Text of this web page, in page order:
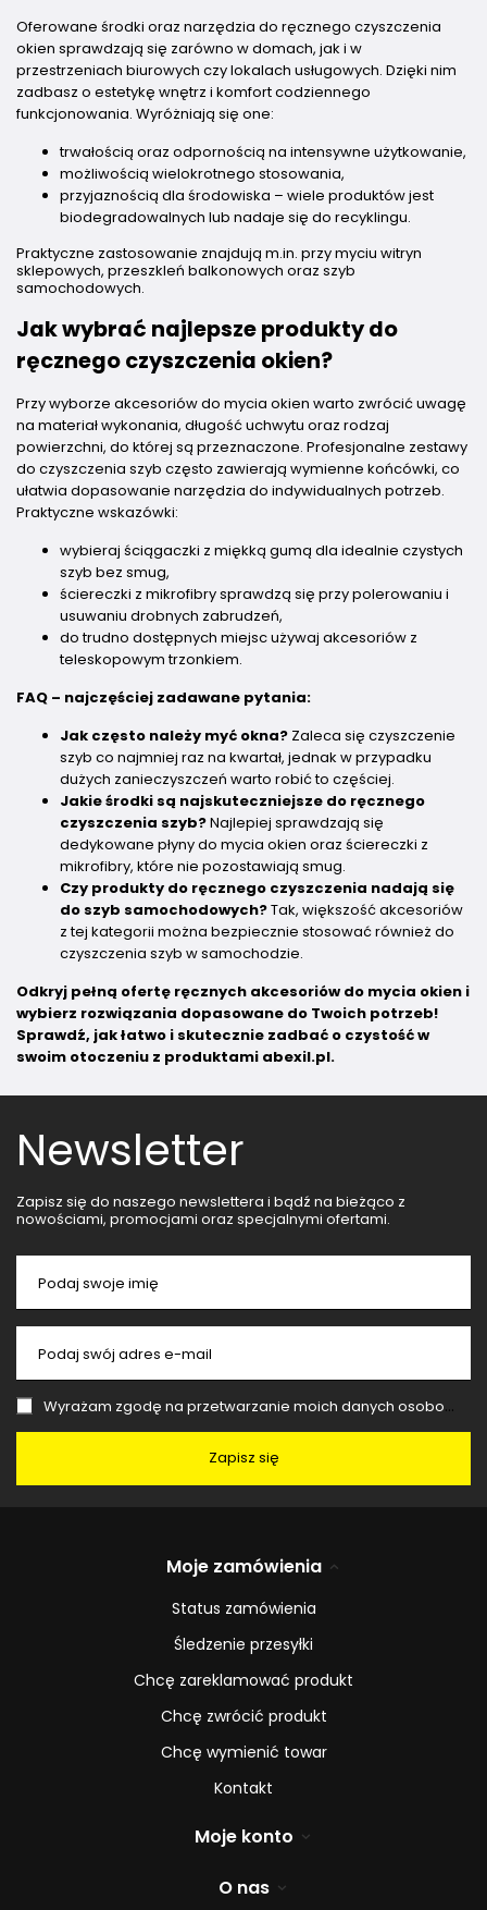
Oferowane środki oraz narzędzia do ręcznego czyszczenia
okien sprawdzają się zarówno w domach, jak i w
przestrzeniach biurowych czy lokalach usługowych. Dzięki nim
zadbasz o estetykę wnętrz i komfort codziennego
funkcjonowania. Wyróżniają się one:
trwałością oraz odpornością na intensywne użytkowanie,
możliwością wielokrotnego stosowania,
przyjaznością dla środowiska – wiele produktów jest
biodegradowalnych lub nadaje się do recyklingu.
Praktyczne zastosowanie znajdują m.in. przy myciu witryn
sklepowych, przeszkleń balkonowych oraz szyb
samochodowych.
Jak wybrać najlepsze produkty do
ręcznego czyszczenia okien?
Przy wyborze akcesoriów do mycia okien warto zwrócić uwagę
na materiał wykonania, długość uchwytu oraz rodzaj
powierzchni, do której są przeznaczone. Profesjonalne zestawy
do czyszczenia szyb często zawierają wymienne końcówki, co
ułatwia dopasowanie narzędzia do indywidualnych potrzeb.
Praktyczne wskazówki:
wybieraj ściągaczki z miękką gumą dla idealnie czystych
szyb bez smug,
ściereczki z mikrofibry sprawdzą się przy polerowaniu i
usuwaniu drobnych zabrudzeń,
do trudno dostępnych miejsc używaj akcesoriów z
teleskopowym trzonkiem.
FAQ – najczęściej zadawane pytania:
Jak często należy myć okna? Zaleca się czyszczenie
szyb co najmniej raz na kwartał, jednak w przypadku
dużych zanieczyszczeń warto robić to częściej.
Jakie środki są najskuteczniejsze do ręcznego
czyszczenia szyb?Najlepiej sprawdzają się
dedykowane płyny do mycia okien oraz ściereczki z
mikrofibry, które nie pozostawiają smug.
Czy produkty do ręcznego czyszczenia nadają się
do szyb samochodowych?Tak, większość akcesoriów
z tej kategorii można bezpiecznie stosować również do
czyszczenia szyb w samochodzie.
Odkryj pełną ofertę ręcznych akcesoriów do mycia okien i
wybierz rozwiązania dopasowane do Twoich potrzeb!
Sprawdź, jak łatwo i skutecznie zadbać o czystość w
swoim otoczeniu z produktami abexil.pl.
Newsletter
Zapisz się do naszego newslettera i bądź na bieżąco z
nowościami, promocjami oraz specjalnymi ofertami.
Podaj swoje imię
Podaj swój adres e-mail
Wyrażam zgodę na przetwarzanie moich danych osobowych (adres e-mail) na potrzeby wysyłki newslettera z informacją handlową (marketing). Więcej w
Zapisz się
Moje zamówienia
Status zamówienia
Śledzenie przesyłki
Chcę zareklamować produkt
Chcę zwrócić produkt
Chcę wymienić towar
Kontakt
Moje konto
O nas